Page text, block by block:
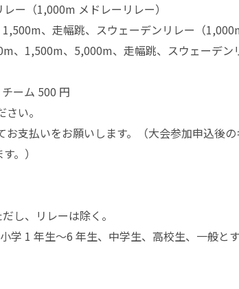
ー（1,000m メドレーリレー）
、走幅跳、スウェーデンリレー（
、1,500m、5,000m、走幅跳、スウェーデン
ーム 500 円
い。
支払いをお願いします。（大会参加申込後
。）
し、リレーは除く。
学 1 年生～6 年生、中学生、高校生、一般とす